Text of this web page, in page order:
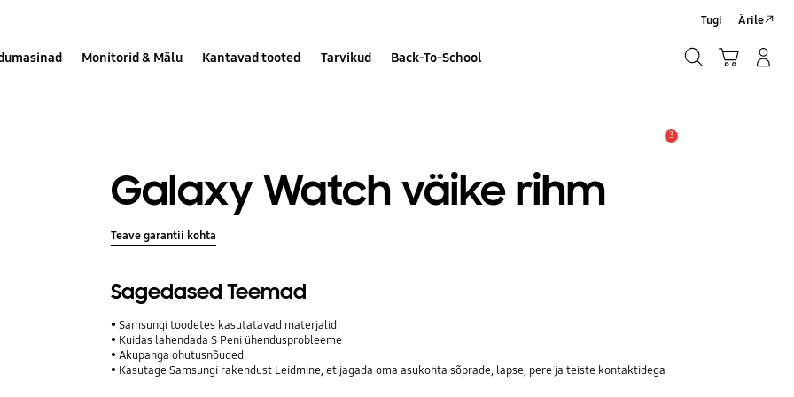
Monitorid & Mälu Kantavad tooted Tarvikud Back-To-School
Tugi Ärile
3
Galaxy Watch väike rihm
Teave garantii kohta
Sagedased Teemad
Samsungi toodetes kasutatavad materjalid
Kuidas lahendada S Peni ühendusprobleeme
Akupanga ohutusnõuded
Kasutage Samsungi rakendust Leidmine, et jagada oma asukohta sõprade, lapse, pere ja teiste kontaktidega